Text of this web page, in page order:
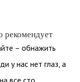
рекомендует
– обнажить
у нас нет глаз, а
все сто